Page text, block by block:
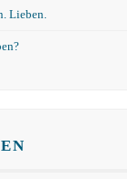
Lieben.